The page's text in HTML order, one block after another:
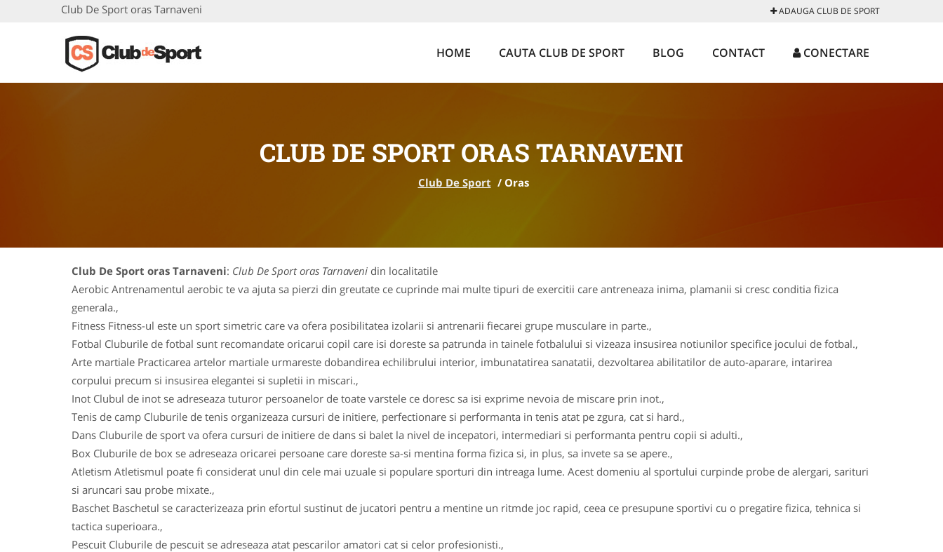
Club De Sport oras Tarnaveni ADAUGA CLUB DE SPORT
HOME CAUTA CLUB DE SPORT BLOG CONTACT CONECTARE
CLUB DE SPORT ORAS TARNAVENI
Club De Sport / Oras
Club De Sport oras Tarnaveni: Club De Sport oras Tarnaveni din localitatile
Aerobic Antrenamentul aerobic te va ajuta sa pierzi din greutate ce cuprinde mai multe tipuri de exercitii care antreneaza inima, plamanii si cresc conditia fizica
generala.,
Fitness Fitness-ul este un sport simetric care va ofera posibilitatea izolarii si antrenarii fiecarei grupe musculare in parte.,
Fotbal Cluburile de fotbal sunt recomandate oricarui copil care isi doreste sa patrunda in tainele fotbalului si vizeaza insusirea notiunilor specifice jocului de fotbal.,
Arte martiale Practicarea artelor martiale urmareste dobandirea echilibrului interior, imbunatatirea sanatatii, dezvoltarea abilitatilor de auto-aparare, intarirea
corpului precum si insusirea elegantei si supletii in miscari.,
Inot Clubul de inot se adreseaza tuturor persoanelor de toate varstele ce doresc sa isi exprime nevoia de miscare prin inot.,
Tenis de camp Cluburile de tenis organizeaza cursuri de initiere, perfectionare si performanta in tenis atat pe zgura, cat si hard.,
Dans Cluburile de sport va ofera cursuri de initiere de dans si balet la nivel de incepatori, intermediari si performanta pentru copii si adulti.,
Box Cluburile de box se adreseaza oricarei persoane care doreste sa-si mentina forma fizica si, in plus, sa invete sa se apere.,
Atletism Atletismul poate fi considerat unul din cele mai uzuale si populare sporturi din intreaga lume. Acest domeniu al sportului curpinde probe de alergari, sarituri
si aruncari sau probe mixate.,
Baschet Baschetul se caracterizeaza prin efortul sustinut de jucatori pentru a mentine un ritmde joc rapid, ceea ce presupune sportivi cu o pregatire fizica, tehnica si
tactica superioara.,
Pescuit Cluburile de pescuit se adreseaza atat pescarilor amatori cat si celor profesionisti.,